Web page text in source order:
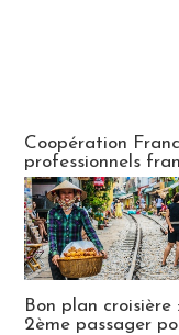
Coopération
professionnels
Bon plan
2ème passager